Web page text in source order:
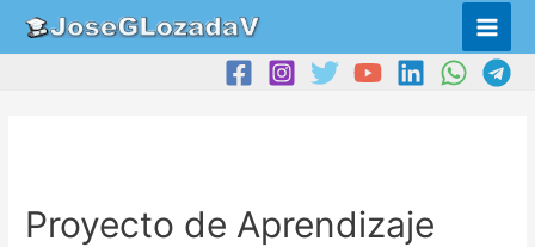
Proyecto de Aprendizaje